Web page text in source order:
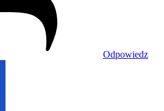
Odpowiedz